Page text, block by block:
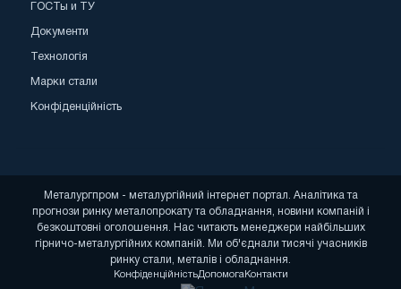
ГОСТы и ТУ
Документи
Технологія
Марки стали
Конфіденційність
Металургпром - металургійний інтернет портал. Аналітика та
прогнози ринку металопрокату та обладнання, новини компаній і
безкоштовні оголошення. Нас читають менеджери найбільших
гірничо-металургійних компаній. Ми об'єднали тисячі учасників
ринку стали, металів і обладнання.
КонфіденційністьДопомогаКонтакти